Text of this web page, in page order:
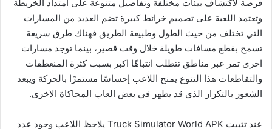
فرصة لاكتشاف بيئات مختلفة وتفاصيل متنوعة على امتداد الخريطة
وتعتمد اللعبة على تصميم خرائط كبيرة تضم العديد من المسارات
التي تختلف من حيث الطول وطبيعة الطريق فهناك طرق سريعة
تسمح بقطع مسافات طويلة خلال وقت قصير، بينما توجد مسارات
اخرى تمر عبر مناطق تتطلب انتباهًا اكبر بسبب كثرة المنعطفات
والتقاطعات هذا التنوع يمنح اللاعب إحساسًا مستمرًا بالحركة ويبعد
الشعور بالتكرار الذي قد يظهر في بعض العاب المحاكاة الاخرى.
عند تثبيت Truck Simulator World APK يلاحظ اللاعب وجود عدد